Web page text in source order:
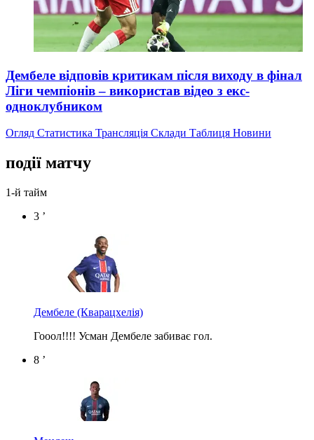
Дембеле відповів критикам після виходу в фінал
Ліги чемпіонів – використав відео з екс-
одноклубником
Огляд Статистика Трансляція Склади Таблиця Новини
події матчу
1-й тайм
3 ’
Дембеле (Кварацхелія)
Гооол!!!! Усман Дембеле забиває гол.
8 ’